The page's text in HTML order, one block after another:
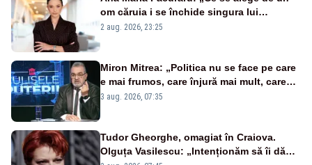
om căruia i se închide singura lui
portiță?”
2 aug. 2026, 23:25
Miron Mitrea: „Politica nu se face pe care
e mai frumos, care înjură mai mult, care
țipă mai tare, ci pe proiecte”
3 aug. 2026, 07:35
Tudor Gheorghe, omagiat în Craiova.
Olguța Vasilescu: „Intenționăm să îi dăm